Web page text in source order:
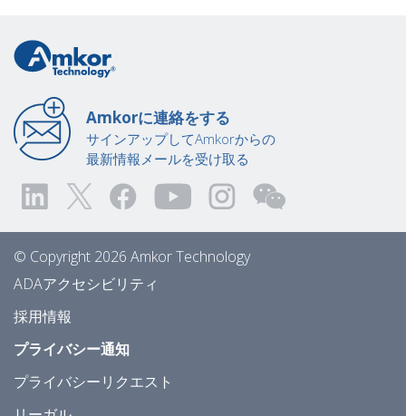
Amkorに連絡をする
サインアップしてAmkorからの
最新情報メールを受け取る
© Copyright 2026 Amkor Technology
ADAアクセシビリティ
採用情報
プライバシー通知
プライバシーリクエスト